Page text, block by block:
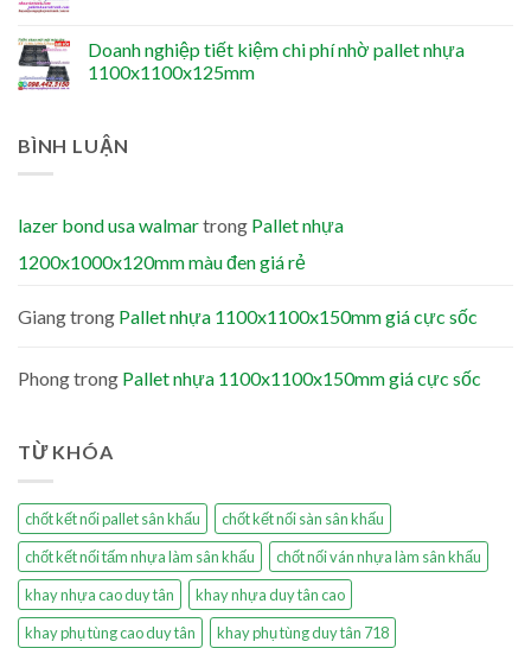
Doanh nghiệp tiết kiệm chi phí nhờ pallet nhựa
1100x1100x125mm
BÌNH LUẬN
lazer bond usa walmartrong Pallet nhựa
1200x1000x120mm màu đen giá rẻ
Giangtrong Pallet nhựa 1100x1100x150mm giá cực sốc
Phongtrong Pallet nhựa 1100x1100x150mm giá cực sốc
TỪ KHÓA
chốt kết nối pallet sân khấu
chốt kết nối sàn sân khấu
chốt kết nối tấm nhựa làm sân khấu
chốt nối ván nhựa làm sân khấu
khay nhựa cao duy tân
khay nhựa duy tân cao
khay phụ tùng cao duy tân
khay phụ tùng duy tân 718